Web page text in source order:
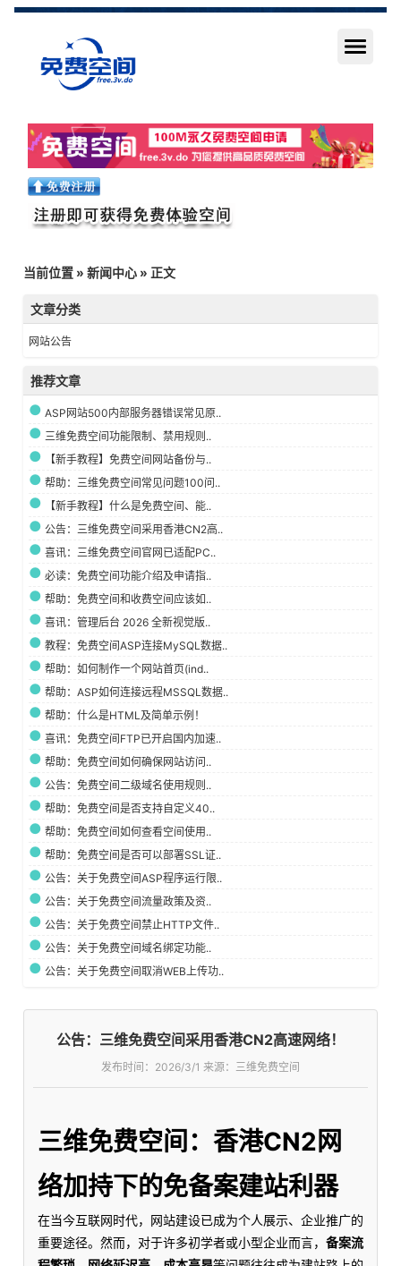
当前位置 » 新闻中心 » 正文
文章分类
网站公告
推荐文章
ASP网站500内部服务器错误常见原..
三维免费空间功能限制、禁用规则..
【新手教程】免费空间网站备份与..
帮助：三维免费空间常见问题100问..
【新手教程】什么是免费空间、能..
公告：三维免费空间采用香港CN2高..
喜讯：三维免费空间官网已适配PC..
必读：免费空间功能介绍及申请指..
帮助：免费空间和收费空间应该如..
喜讯：管理后台 2026 全新视觉版..
教程：免费空间ASP连接MySQL数据..
帮助：如何制作一个网站首页(ind..
帮助：ASP如何连接远程MSSQL数据..
帮助：什么是HTML及简单示例！
喜讯：免费空间FTP已开启国内加速..
帮助：免费空间如何确保网站访问..
公告：免费空间二级域名使用规则..
帮助：免费空间是否支持自定义40..
帮助：免费空间如何查看空间使用..
帮助：免费空间是否可以部署SSL证..
公告：关于免费空间ASP程序运行限..
公告：关于免费空间流量政策及资..
公告：关于免费空间禁止HTTP文件..
公告：关于免费空间域名绑定功能..
公告：关于免费空间取消WEB上传功..
公告：三维免费空间采用香港CN2高速网络！
发布时间： 2026/3/1 来源：三维免费空间
三维免费空间：香港CN2网
络加持下的免备案建站利器
在当今互联网时代，网站建设已成为个人展示、企业推广的
重要途径。然而，对于许多初学者或小型企业而言， 备案流